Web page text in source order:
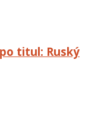
titul: Ruský